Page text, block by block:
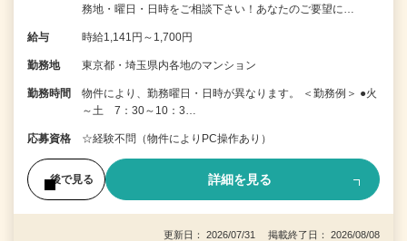
務地・曜日・日時をご相談下さい！あなたのご要望に…
給与 時給1,141円～1,700円
勤務地 東京都・埼玉県内各地のマンション
勤務時間
物件により、勤務曜日・日時が異なります。 ＜勤務例＞ ●火
～土 7：30～10：3…
応募資格 ☆経験不問（物件によりPC操作あり）
後で見る 詳細を見る
更新日： 2026/07/31 掲載終了日： 2026/08/08